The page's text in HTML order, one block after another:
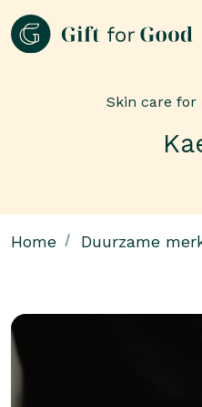
Skin care for
Home Duurzame